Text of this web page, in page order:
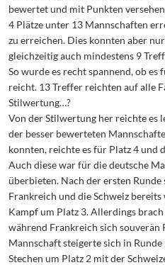
bewertet und mit Punkten
4 Plätze unter 13 Mannschaften
zu erreichen. Dies konnten aber
gleichzeitig auch mindestens 9
So wurde es recht spannend, ob
reicht. 13 Treffer reichten auf alle
Stilwertung…?
Von der Stilwertung her reichte es
der besser bewerteten
konnten, reichte es für Platz 4 und
Auch diese war für die deutsche
überbieten. Nach der ersten Runde
Frankreich und die Schweiz bereits
Kampf um Platz 3. Allerdings
während Frankreich sich souverän
Mannschaft steigerte sich in Runde
Stechen um Platz 2 mit der